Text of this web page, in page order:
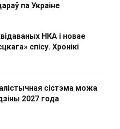
па Украіне
НКА і новае
спісу. Хронікі
сістэма можа
2027 года